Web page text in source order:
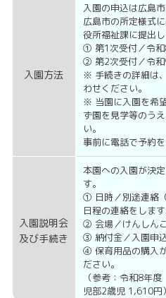
入園方法
入園の申込は広島市
広島市の所定様式
役所福祉課に提出し
① 第1次受付／令
② 第2次受付／令
※ 手続きの詳細は
わせください。
※ 当園に入園を希
ず園を見学等のう
い。
事前に電話で予約
入園説明会
及び手続き
本園への入園が決
す。
① 日時／別途連絡
日程の連絡をします
② 会場／けんしん
③ 納付金／入園申
④ 保育用品の購入
ださい。
（参考：令和8年
児部2歳児 1,610円）